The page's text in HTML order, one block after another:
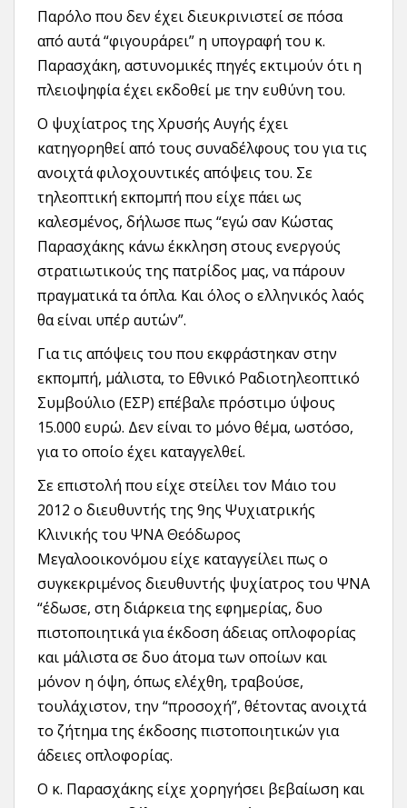
Παρόλο που δεν έχει διευκρινιστεί σε πόσα
από αυτά “φιγουράρει” η υπογραφή του κ.
Παρασχάκη, αστυνομικές πηγές εκτιμούν ότι η
πλειοψηφία έχει εκδοθεί με την ευθύνη του.
Ο ψυχίατρος της Χρυσής Αυγής έχει
κατηγορηθεί από τους συναδέλφους του για τις
ανοιχτά φιλοχουντικές απόψεις του. Σε
τηλεοπτική εκπομπή που είχε πάει ως
καλεσμένος, δήλωσε πως “εγώ σαν Κώστας
Παρασχάκης κάνω έκκληση στους ενεργούς
στρατιωτικούς της πατρίδος μας, να πάρουν
πραγματικά τα όπλα. Και όλος ο ελληνικός λαός
θα είναι υπέρ αυτών”.
Για τις απόψεις του που εκφράστηκαν στην
εκπομπή, μάλιστα, το Εθνικό Ραδιοτηλεοπτικό
Συμβούλιο (ΕΣΡ) επέβαλε πρόστιμο ύψους
15.000 ευρώ. Δεν είναι το μόνο θέμα, ωστόσο,
για το οποίο έχει καταγγελθεί.
Σε επιστολή που είχε στείλει τον Μάιο του
2012 ο διευθυντής της 9ης Ψυχιατρικής
Κλινικής του ΨΝΑ Θεόδωρος
Μεγαλοοικονόμου είχε καταγγείλει πως ο
συγκεκριμένος διευθυντής ψυχίατρος του ΨΝΑ
“έδωσε, στη διάρκεια της εφημερίας, δυο
πιστοποιητικά για έκδοση άδειας οπλοφορίας
και μάλιστα σε δυο άτομα των οποίων και
μόνον η όψη, όπως ελέχθη, τραβούσε,
τουλάχιστον, την “προσοχή”, θέτοντας ανοιχτά
το ζήτημα της έκδοσης πιστοποιητικών για
άδειες οπλοφορίας.
Ο κ. Παρασχάκης είχε χορηγήσει βεβαίωση και